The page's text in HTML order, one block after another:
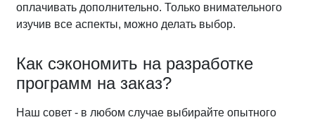
оплачивать дополнительно. Только внимательного
изучив все аспекты, можно делать выбор.
Как сэкономить на разработке
программ на заказ?
Наш совет - в любом случае выбирайте опытного